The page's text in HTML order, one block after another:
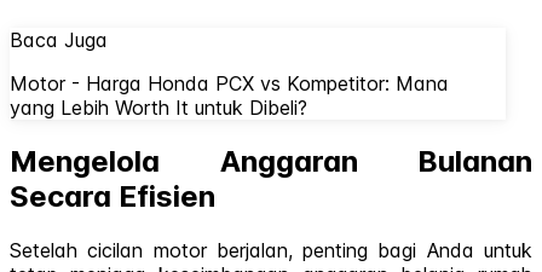
Baca Juga
Motor - Harga Honda PCX vs Kompetitor: Mana
yang Lebih Worth It untuk Dibeli?
Mengelola Anggaran Bulanan
Secara Efisien
Setelah cicilan motor berjalan, penting bagi Anda untuk